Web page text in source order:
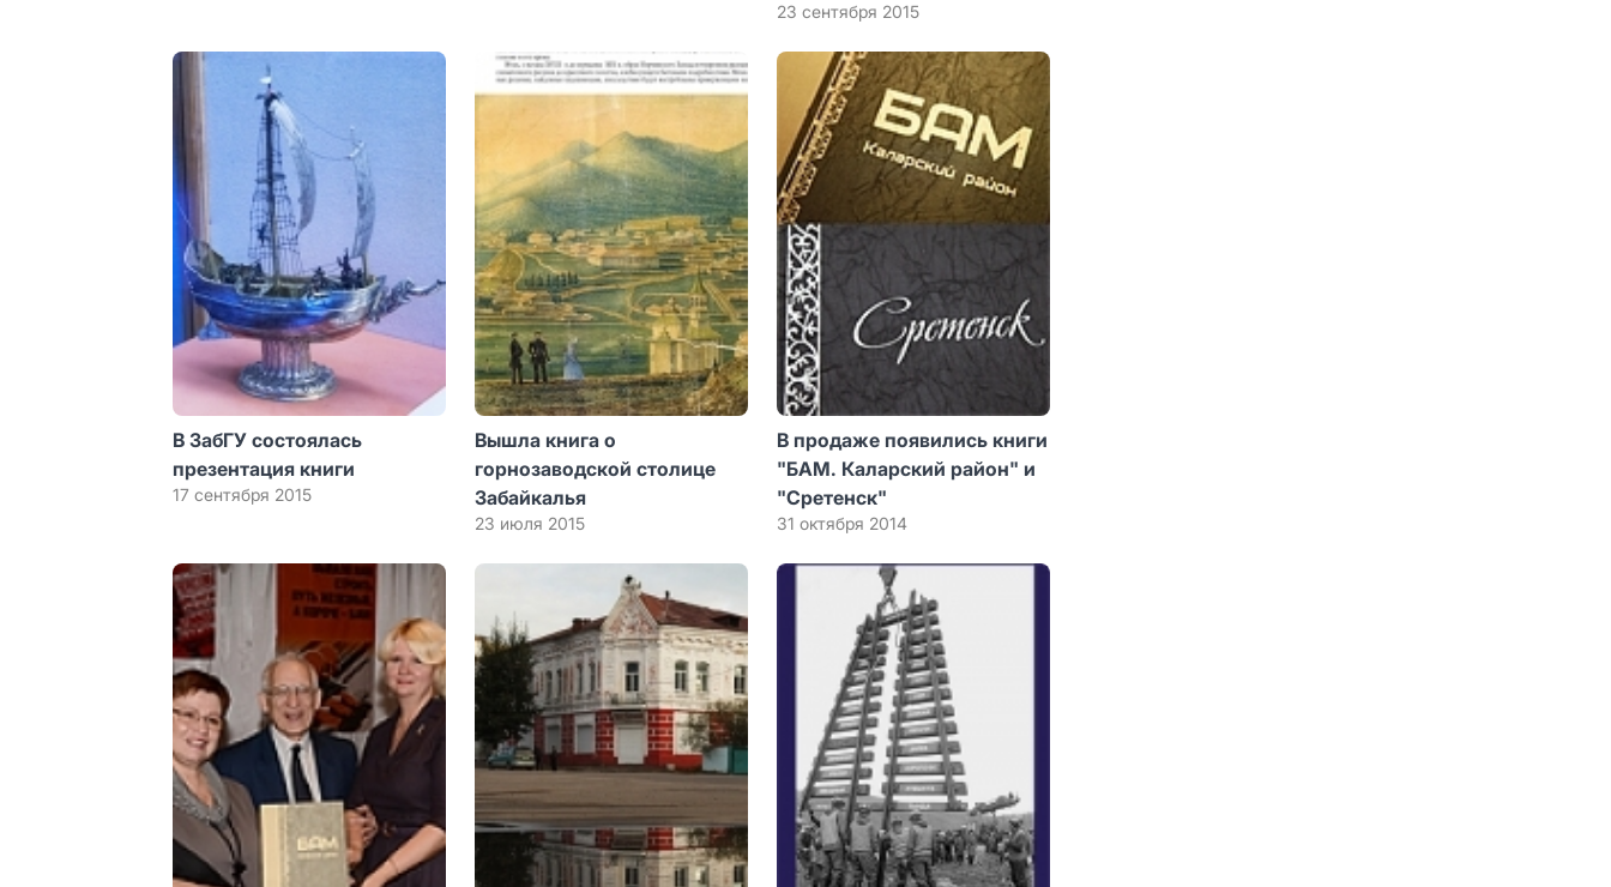
23 сентября 2015
В ЗабГУ состоялась
презентация книги
17 сентября 2015
Вышла книга о
горнозаводской столице
Забайкалья
23 июля 2015
В продаже появились книги
"БАМ. Каларский район" и
"Сретенск"
31 октября 2014